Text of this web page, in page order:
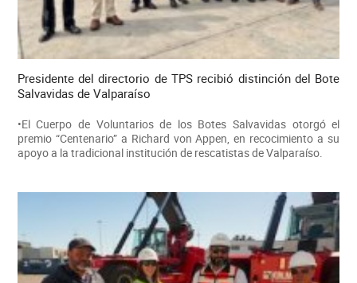
Presidente del directorio de TPS recibió distinción del Bote
Salvavidas de Valparaíso
•El Cuerpo de Voluntarios de los Botes Salvavidas otorgó el
premio “Centenario” a Richard von Appen, en recocimiento a su
apoyo a la tradicional institución de rescatistas de Valparaíso.